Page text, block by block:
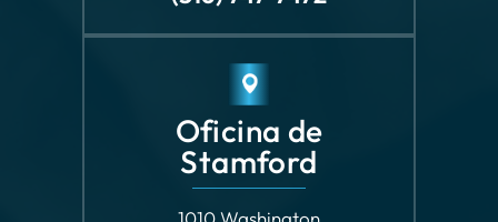
Oficina de
Stamford
1010 Washington
Boulevard
Stamford, CT 06901
VER CÓMO LLEGAR